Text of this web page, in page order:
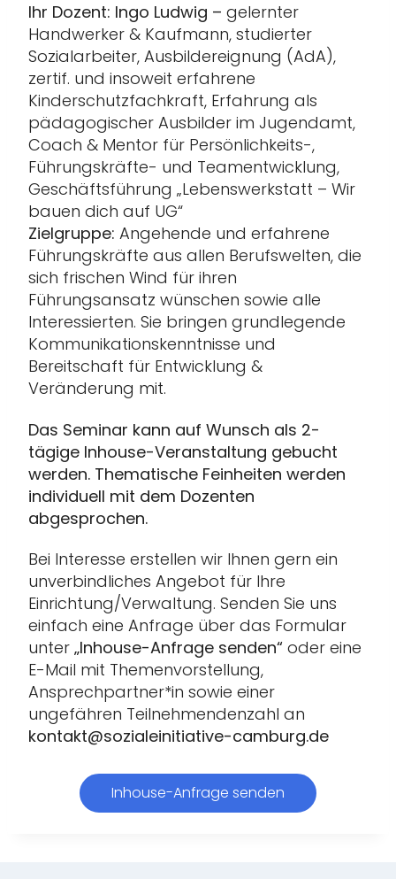
Ihr Dozent: Ingo Ludwig – gelernter
Handwerker & Kaufmann, studierter
Sozialarbeiter, Ausbildereignung (AdA),
zertif. und insoweit erfahrene
Kinderschutzfachkraft, Erfahrung als
pädagogischer Ausbilder im Jugendamt,
Coach & Mentor für Persönlichkeits-,
Führungskräfte- und Teamentwicklung,
Geschäftsführung „Lebenswerkstatt – Wir
bauen dich auf UG“
Zielgruppe: Angehende und erfahrene
Führungskräfte aus allen Berufswelten, die
sich frischen Wind für ihren
Führungsansatz wünschen sowie alle
Interessierten. Sie bringen grundlegende
Kommunikationskenntnisse und
Bereitschaft für Entwicklung &
Veränderung mit.
Das Seminar kann auf Wunsch als 2-
tägige Inhouse-Veranstaltung gebucht
werden. Thematische Feinheiten werden
individuell mit dem Dozenten
abgesprochen.
Bei Interesse erstellen wir Ihnen gern ein
unverbindliches Angebot für Ihre
Einrichtung/Verwaltung. Senden Sie uns
einfach eine Anfrage über das Formular
unter „Inhouse-Anfrage senden“ oder eine
E-Mail mit Themenvorstellung,
Ansprechpartner*in sowie einer
ungefähren Teilnehmendenzahl an
kontakt@sozialeinitiative-camburg.de
Inhouse-Anfrage senden